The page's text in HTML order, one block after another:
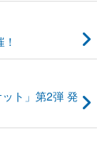
ト」第2弾 発